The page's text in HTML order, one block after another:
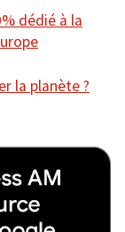
dédié à la
la planète ?